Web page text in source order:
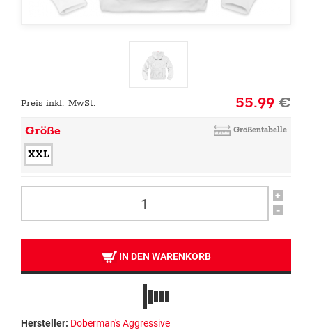
Preis inkl. MwSt. 55.99€
Größe Größentabelle
XXL
+
-
IN DEN WARENKORB
Hersteller: Doberman's Aggressive